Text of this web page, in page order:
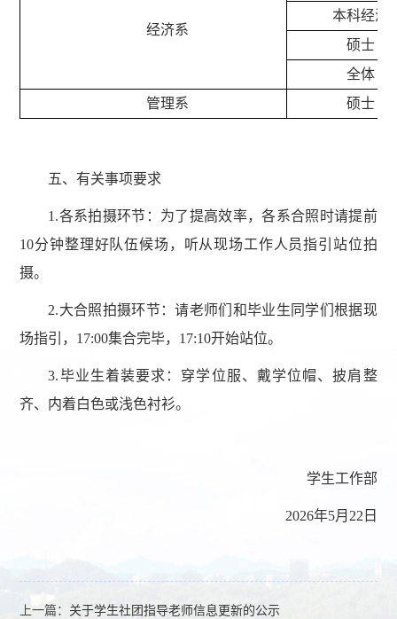
经济系
本科经济
硕士
全体
管理系
硕士
五、有关事项要求
1.各系拍摄环节： 为了提高效率，各系合照时请提前
10分钟整理好队伍候场 ，
听从现场工作人员指引站位拍
摄。
2.大合照拍摄环节：请老师们和毕业生 同学们根据现
场指引， 17:00集合完毕， 17:10开始站位。
3.毕业生着装要求：穿学位服、戴学位帽、披肩整
齐、内着白色或浅色衬衫。
学生工作部
2026年5月 22 日
上一篇： 关于学生社团指导老师信息更新的公示